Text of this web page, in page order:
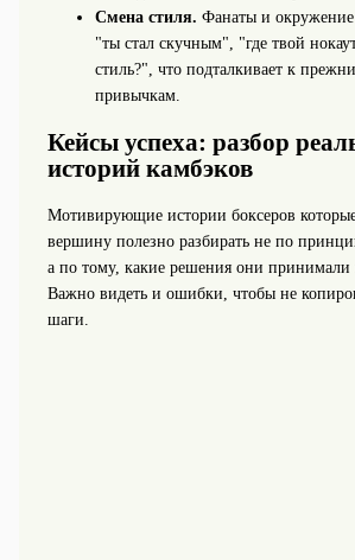
Смена стиля. Фанаты и окружение
"ты стал скучным", "где твой
стиль?", что подталкивает к
привычкам.
Кейсы успеха: разбор
историй камбэков
Мотивирующие истории боксеров
вершину полезно разбирать не по
а по тому, какие решения они принимали
Важно видеть и ошибки, чтобы не
шаги.